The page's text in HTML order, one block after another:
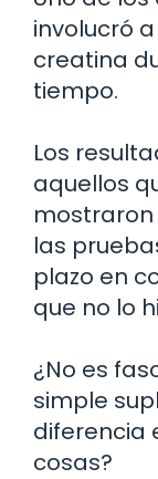
involucró
creatina
tiempo.
Los
aquellos
las
plazo en
que no lo
¿No es
simple
diferencia
cosas?